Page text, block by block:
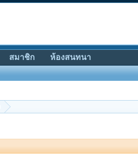
สมาชิก ห้องสนทนา